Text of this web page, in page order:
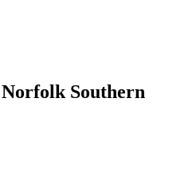
Southern